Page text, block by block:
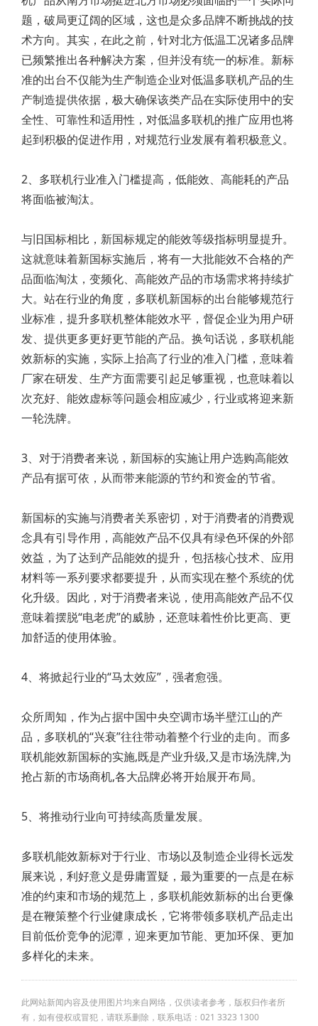
题，破局更辽阔的区域，这也是众多品牌不断挑战的技
术方向。其实，在此之前，针对北方低温工况诸多品牌
已频繁推出各种解决方案，但并没有统一的标准。新标
准的出台不仅能为生产制造企业对低温多联机产品的生
产制造提供依据，极大确保该类产品在实际使用中的安
全性、可靠性和适用性，对低温多联机的推广应用也将
起到积极的促进作用，对规范行业发展有着积极意义。
2、多联机行业准入门槛提高，低能效、高能耗的产品
将面临被淘汰。
与旧国标相比，新国标规定的能效等级指标明显提升。
这就意味着新国标实施后，将有一大批能效不合格的产
品面临淘汰，变频化、高能效产品的市场需求将持续扩
大。站在行业的角度，多联机新国标的出台能够规范行
业标准，提升多联机整体能效水平，督促企业为用户研
发、提供更多更好更节能的产品。换句话说，多联机能
效新标的实施，实际上抬高了行业的准入门槛，意味着
厂家在研发、生产方面需要引起足够重视，也意味着以
次充好、能效虚标等问题会相应减少，行业或将迎来新
一轮洗牌。
3、对于消费者来说，新国标的实施让用户选购高能效
产品有据可依，从而带来能源的节约和资金的节省。
新国标的实施与消费者关系密切，对于消费者的消费观
念具有引导作用，高能效产品不仅具有绿色环保的外部
效益，为了达到产品能效的提升，包括核心技术、应用
材料等一系列要求都要提升，从而实现在整个系统的优
化升级。因此，对于消费者来说，使用高能效产品不仅
意味着摆脱“电老虎”的威胁，还意味着性价比更高、更
加舒适的使用体验。
4、将掀起行业的“马太效应”，强者愈强。
众所周知，作为占据中国中央空调市场半壁江山的产
品，多联机的“兴衰”往往带动着整个行业的走向。而多
联机能效新国标的实施,既是产业升级,又是市场洗牌,为
抢占新的市场商机,各大品牌必将开始展开布局。
5、将推动行业向可持续高质量发展。
多联机能效新标对于行业、市场以及制造企业得长远发
展来说，利好意义是毋庸置疑，最为重要的一点是在标
准的约束和市场的规范上，多联机能效新标的出台更像
是在鞭策整个行业健康成长，它将带领多联机产品走出
目前低价竞争的泥潭，迎来更加节能、更加环保、更加
多样化的未来。
此网站新闻内容及使用图片均来自网络，仅供读者参考，版权归作者所
有，如有侵权或冒犯，请联系删除，联系电话：021 3323 1300